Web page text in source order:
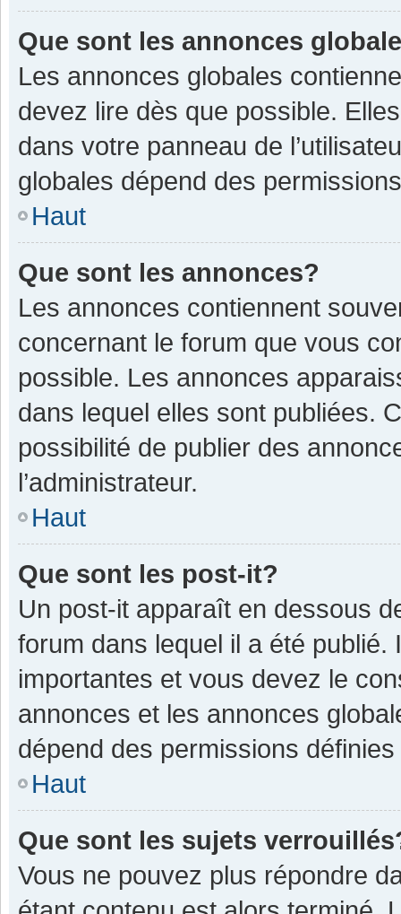
Que sont les annonces
Les annonces globales
devez lire dès que possible.
dans votre panneau de
globales dépend des
Haut
Que sont les annonces?
Les annonces contiennent
concernant le forum que vous
possible. Les annonces
dans lequel elles sont publiées.
possibilité de publier des
l’administrateur.
Haut
Que sont les post-it?
Un post-it apparaît en dessous
forum dans lequel il a été
importantes et vous devez le
annonces et les annonces
dépend des permissions définies
Haut
Que sont les sujets
Vous ne pouvez plus répondre